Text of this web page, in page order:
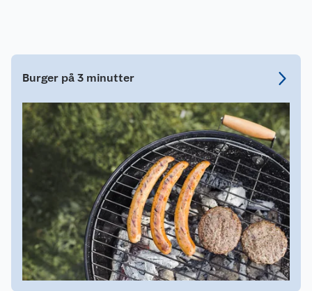
Burger på 3 minutter
Om oss
Kundeservice
Kontakt oss